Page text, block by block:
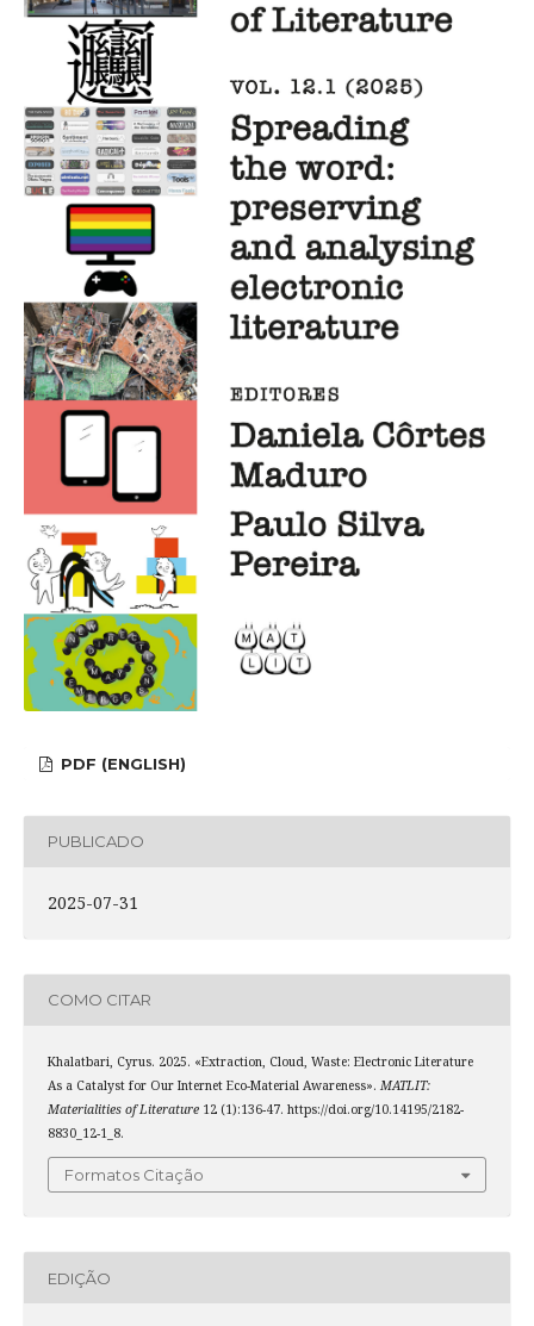
PDF (ENGLISH)
PUBLICADO
2025-07-31
COMO CITAR
Khalatbari, Cyrus. 2025. «Extraction, Cloud, Waste: Electronic Literature
As a Catalyst for Our Internet Eco-Material Awareness». MATLIT:
Materialities of Literature12 (1):136-47. https://doi.org/10.14195/2182-
8830_12-1_8.
Formatos Citação
EDIÇÃO